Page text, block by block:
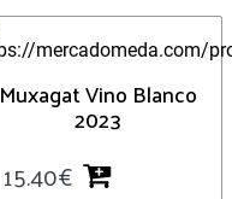
Muxagat Vino Blanco
2023
15.40€